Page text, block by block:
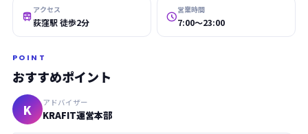
 アクセス
荻窪駅 徒歩2分 営業時間
7:00〜23:00
POINT
おすすめポイント
K アドバイザー
KRAFIT運営本部